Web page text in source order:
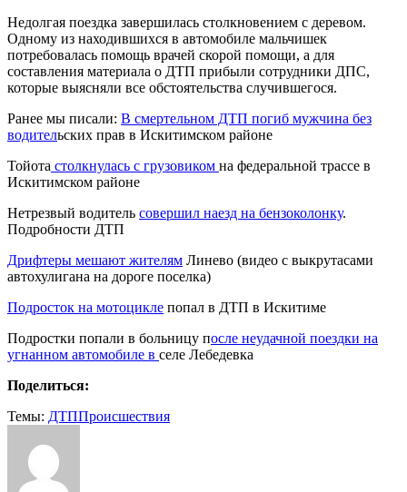
Недолгая поездка завершилась столкновением с деревом.
Одному из находившихся в автомобиле мальчишек
потребовалась помощь врачей скорой помощи, а для
составления материала о ДТП прибыли сотрудники ДПС,
которые выясняли все обстоятельства случившегося.
Ранее мы писали: В смертельном ДТП погиб мужчина без
водительских прав в Искитимском районе
Тойота столкнулась с грузовиком на федеральной трассе в
Искитимском районе
Нетрезвый водитель совершил наезд на бензоколонку.
Подробности ДТП
Дрифтеры мешают жителям Линево (видео с выкрутасами
автохулигана на дороге поселка)
Подросток на мотоцикле попал в ДТП в Искитиме
Подростки попали в больницу после неудачной поездки на
угнанном автомобиле в селе Лебедевка
Поделиться:
Темы: ДТППроисшествия